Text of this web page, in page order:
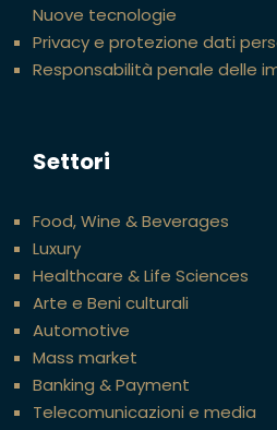
Nuove tecnologie
Privacy e protezione dati
Responsabilità penale delle
Settori
Food, Wine & Beverages
Luxury
Healthcare & Life Sciences
Arte e Beni culturali
Automotive
Mass market
Banking & Payment
Telecomunicazioni e media